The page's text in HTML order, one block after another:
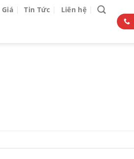
Giá Tin Tức Liên hệ